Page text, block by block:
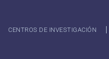
CENTROS DE INVESTIGACIÓN